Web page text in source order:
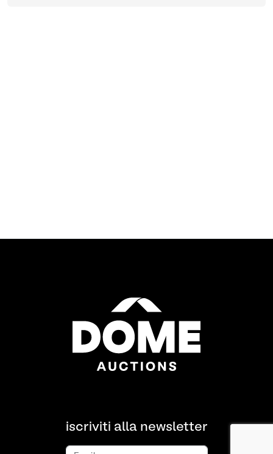
iscriviti alla newsletter